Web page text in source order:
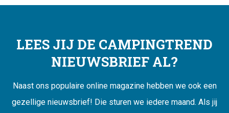
LEES JIJ DE CAMPINGTREND
NIEUWSBRIEF AL?
Naast ons populaire online magazine hebben we ook een
gezellige nieuwsbrief! Die sturen we iedere maand. Als jij